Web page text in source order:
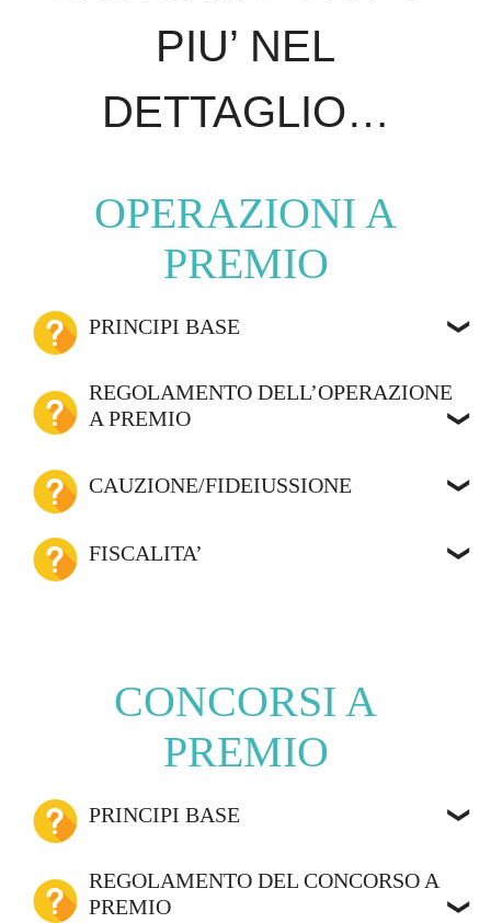
PIU’ NEL
DETTAGLIO…
OPERAZIONI A
PREMIO
PRINCIPI BASE
REGOLAMENTO DELL’OPERAZIONE
A PREMIO
CAUZIONE/FIDEIUSSIONE
FISCALITA’
CONCORSI A
PREMIO
PRINCIPI BASE
REGOLAMENTO DEL CONCORSO A
PREMIO